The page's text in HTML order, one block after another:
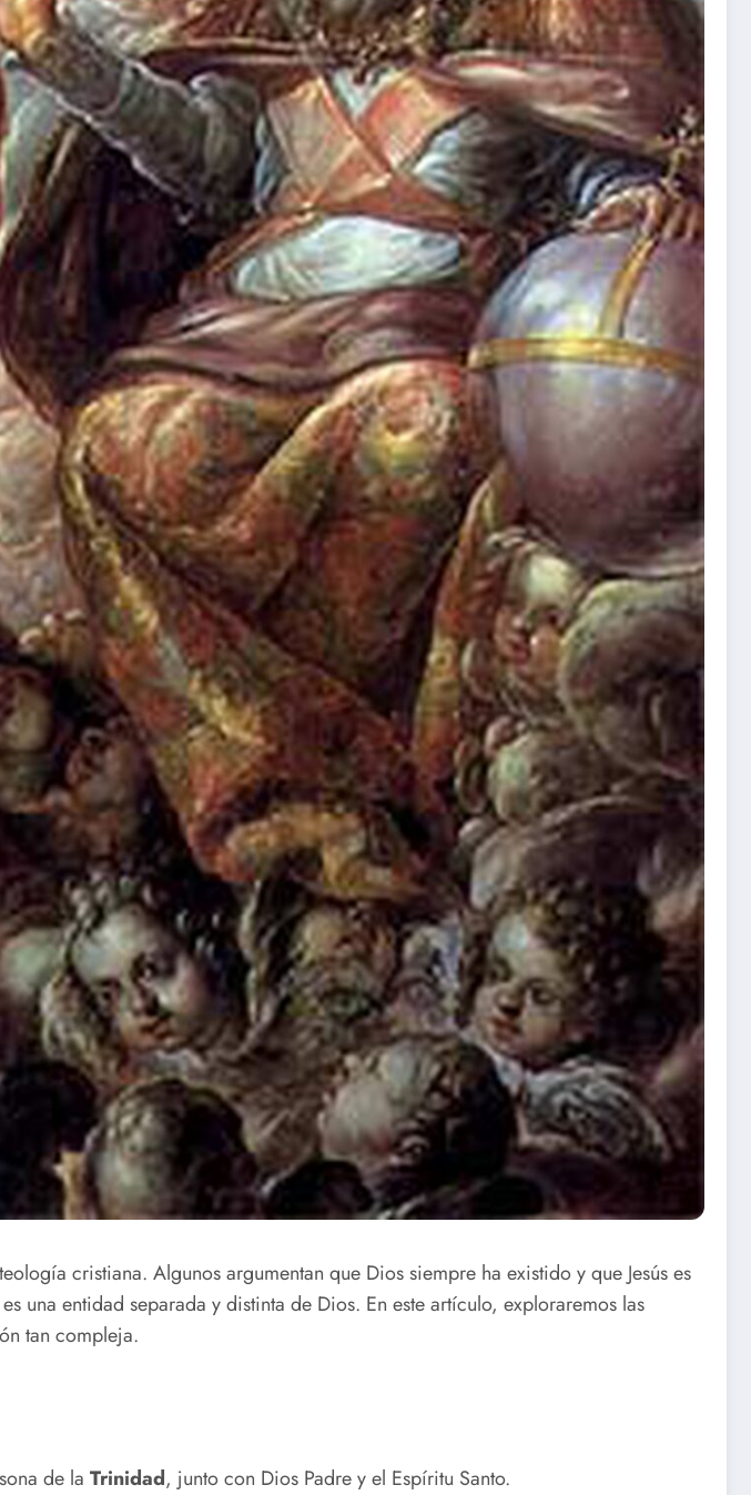
cristiana. Algunos argumentan que Dios siempre ha existido y que Jesús es
una entidad separada y distinta de Dios. En este artículo, exploraremos las
tan compleja.
de la Trinidad, junto con Dios Padre y el Espíritu Santo.